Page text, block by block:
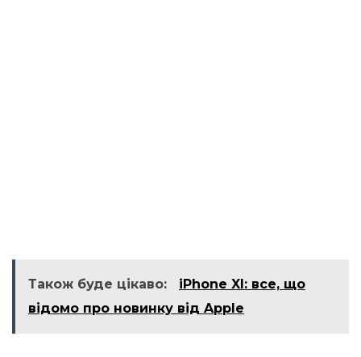
Також буде цікаво:
iPhone XI: все, що
відомо про новинку від Apple